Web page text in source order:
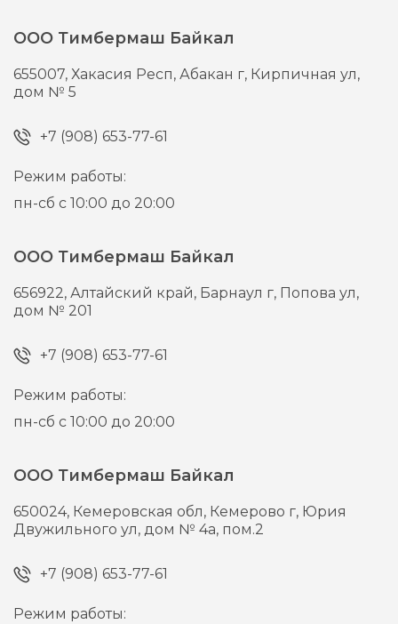
ООО Тимбермаш Байкал
655007,Хакасия Респ, Абакан г, Кирпичная ул,
дом № 5
+7 (908) 653-77-61
Режим работы:
пн-сб с 10:00 до 20:00
ООО Тимбермаш Байкал
656922,Алтайский край, Барнаул г, Попова ул,
дом № 201
+7 (908) 653-77-61
Режим работы:
пн-сб с 10:00 до 20:00
ООО Тимбермаш Байкал
650024, Кемеровская обл, Кемерово г, Юрия
Двужильного ул, дом № 4а, пом.2
+7 (908) 653-77-61
Режим работы: